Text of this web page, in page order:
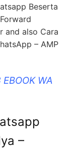
Beserta
and also Cara
– AMP
WA
–